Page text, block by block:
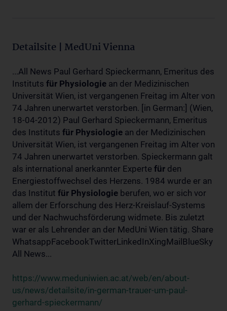
Detailsite | MedUni Vienna
...All News Paul Gerhard Spieckermann, Emeritus des
Instituts für Physiologie an der Medizinischen
Universität Wien, ist vergangenen Freitag im Alter von
74 Jahren unerwartet verstorben. [in German:] (Wien,
18-04-2012) Paul Gerhard Spieckermann, Emeritus
des Instituts für Physiologie an der Medizinischen
Universität Wien, ist vergangenen Freitag im Alter von
74 Jahren unerwartet verstorben. Spieckermann galt
als international anerkannter Experte für den
Energiestoffwechsel des Herzens. 1984 wurde er an
das Institut für Physiologie berufen, wo er sich vor
allem der Erforschung des Herz-Kreislauf-Systems
und der Nachwuchsförderung widmete. Bis zuletzt
war er als Lehrender an der MedUni Wien tätig. Share
WhatsappFacebookTwitterLinkedInXingMailBlueSky
All News...
https://www.meduniwien.ac.at/web/en/about-
us/news/detailsite/in-german-trauer-um-paul-
gerhard-spieckermann/